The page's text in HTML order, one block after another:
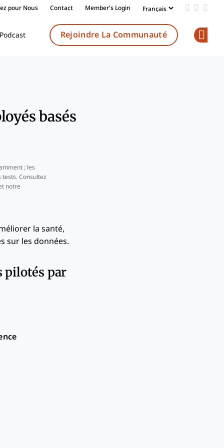
pour Nous Contact Member's Login Add us
Follow
Rejoindre La Communauté
basés
; les
Consultez
notre
la santé,
sur les données.
pilotés par